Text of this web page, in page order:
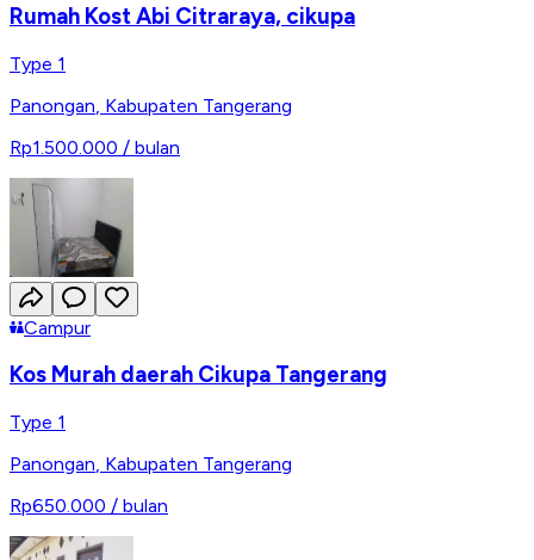
Rumah Kost Abi Citraraya, cikupa
Type 1
Panongan Kabupaten Tangerang
Rp1.500.000 / bulan
Campur
Kos Murah daerah Cikupa Tangerang
Type 1
Panongan, Kabupaten Tangerang
Rp650.000 / bulan